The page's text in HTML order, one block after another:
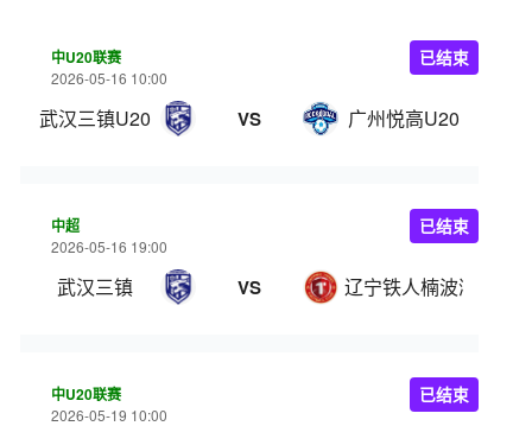
中U20联赛
2026-05-16 10:00
武汉三镇U20 VS 广州悦高U20
已结束
中超
2026-05-16 19:00
武汉三镇 VS 辽宁铁人楠波湾
已结束
中U20联赛
2026-05-19 10:00
已结束